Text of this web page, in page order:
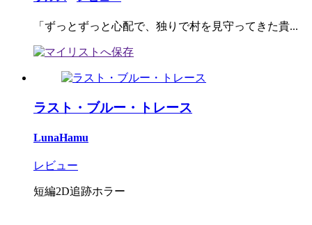
「ずっとずっと心配で、独りで村を見守ってきた貴...
ラスト・ブルー・トレース
LunaHamu
レビュー
短編2D追跡ホラー